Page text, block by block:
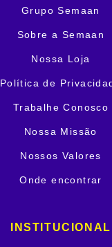
Grupo Semaan
Sobre a Semaan
Nossa Loja
Política de
Trabalhe Conosco
Nossa Missão
Nossos Valores
Onde encontrar
INSTITUCIONAL